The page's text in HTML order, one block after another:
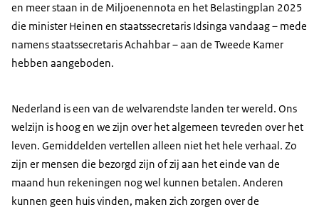
en meer staan in de Miljoenennota en het Belastingplan 2025
die minister Heinen en staatssecretaris Idsinga vandaag – mede
namens staatssecretaris Achahbar – aan de Tweede Kamer
hebben aangeboden.
Nederland is een van de welvarendste landen ter wereld. Ons
welzijn is hoog en we zijn over het algemeen tevreden over het
leven. Gemiddelden vertellen alleen niet het hele verhaal. Zo
zijn er mensen die bezorgd zijn of zij aan het einde van de
maand hun rekeningen nog wel kunnen betalen. Anderen
kunnen geen huis vinden, maken zich zorgen over de